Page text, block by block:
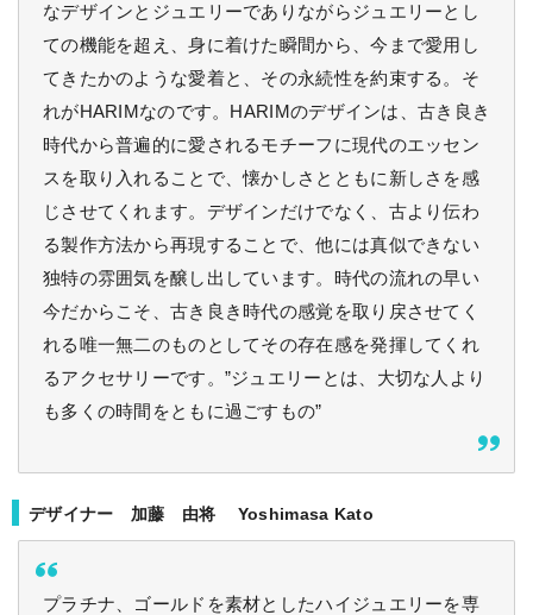
なデザインとジュエリーでありながらジュエリーとし
ての機能を超え、身に着けた瞬間から、今まで愛用し
てきたかのような愛着と、その永続性を約束する。そ
れがHARIMなのです。HARIMのデザインは、古き良き
時代から普遍的に愛されるモチーフに現代のエッセン
スを取り入れることで、懐かしさとともに新しさを感
じさせてくれます。デザインだけでなく、古より伝わ
る製作方法から再現することで、他には真似できない
独特の雰囲気を醸し出しています。時代の流れの早い
今だからこそ、古き良き時代の感覚を取り戻させてく
れる唯一無二のものとしてその存在感を発揮してくれ
るアクセサリーです。”ジュエリーとは、大切な人より
も多くの時間をともに過ごすもの”
デザイナー 加藤 由将 Yoshimasa Kato
プラチナ、ゴールドを素材としたハイジュエリーを専